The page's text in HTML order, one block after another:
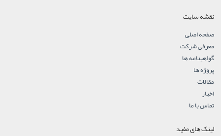
نقشه سایت
صفحه اصلی
معرفی شرکت
گواهینامه ها
پروژه ها
مقالات
اخبار
تماس با ما
لینک های مفید